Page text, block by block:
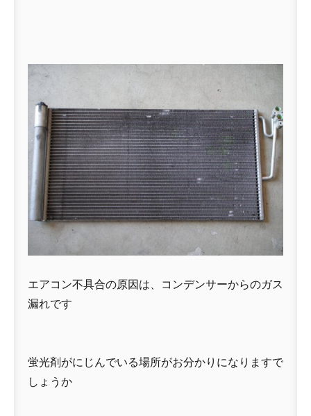
エアコン不具合の原因は、コンデンサーからのガス
漏れです
蛍光剤がにじんでいる場所がお分かりになりますで
しょうか